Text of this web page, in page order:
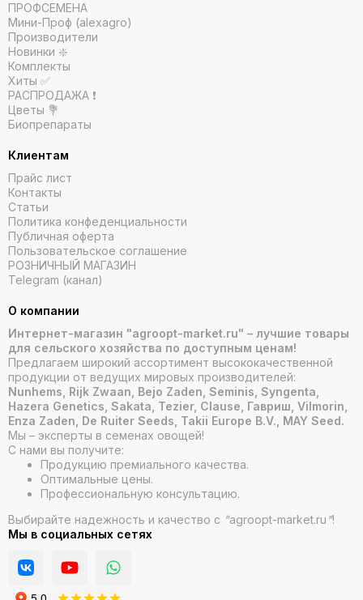
ПРОФСЕМЕНА
Мини-Проф (alexagro)
Производители
Новинки ❇️
Комплекты
Хиты ✅
РАСПРОДАЖА ❗️
Цветы 💐
Биопрепараты
Клиентам
Прайс лист
Контакты
Статьи
Политика конфеденциальности
Публичная оферта
Пользовательское соглашение
РОЗНИЧНЫЙ МАГАЗИН
Telegram (канал)
О компании
Интернет-магазин "agroopt-market.ru" – лучшие товары
для сельского хозяйства по доступным ценам!
Предлагаем широкий ассортимент высококачественной
продукции от ведущих мировых производителей:
Nunhems, Rijk Zwaan, Bejo Zaden, Seminis, Syngenta,
Hazera Genetics, Sakata, Tezier, Clause, Гавриш, Vilmorin,
Enza Zaden, De Ruiter Seeds, Takii Europe B.V., MAY Seed.
Мы – эксперты в семенах овощей!
С нами вы получите:
Продукцию премиального качества.
Оптимальные цены.
Профессиональную консультацию.
Выбирайте надежность и качество с "agroopt-market.ru "!
Мы в социальных сетях